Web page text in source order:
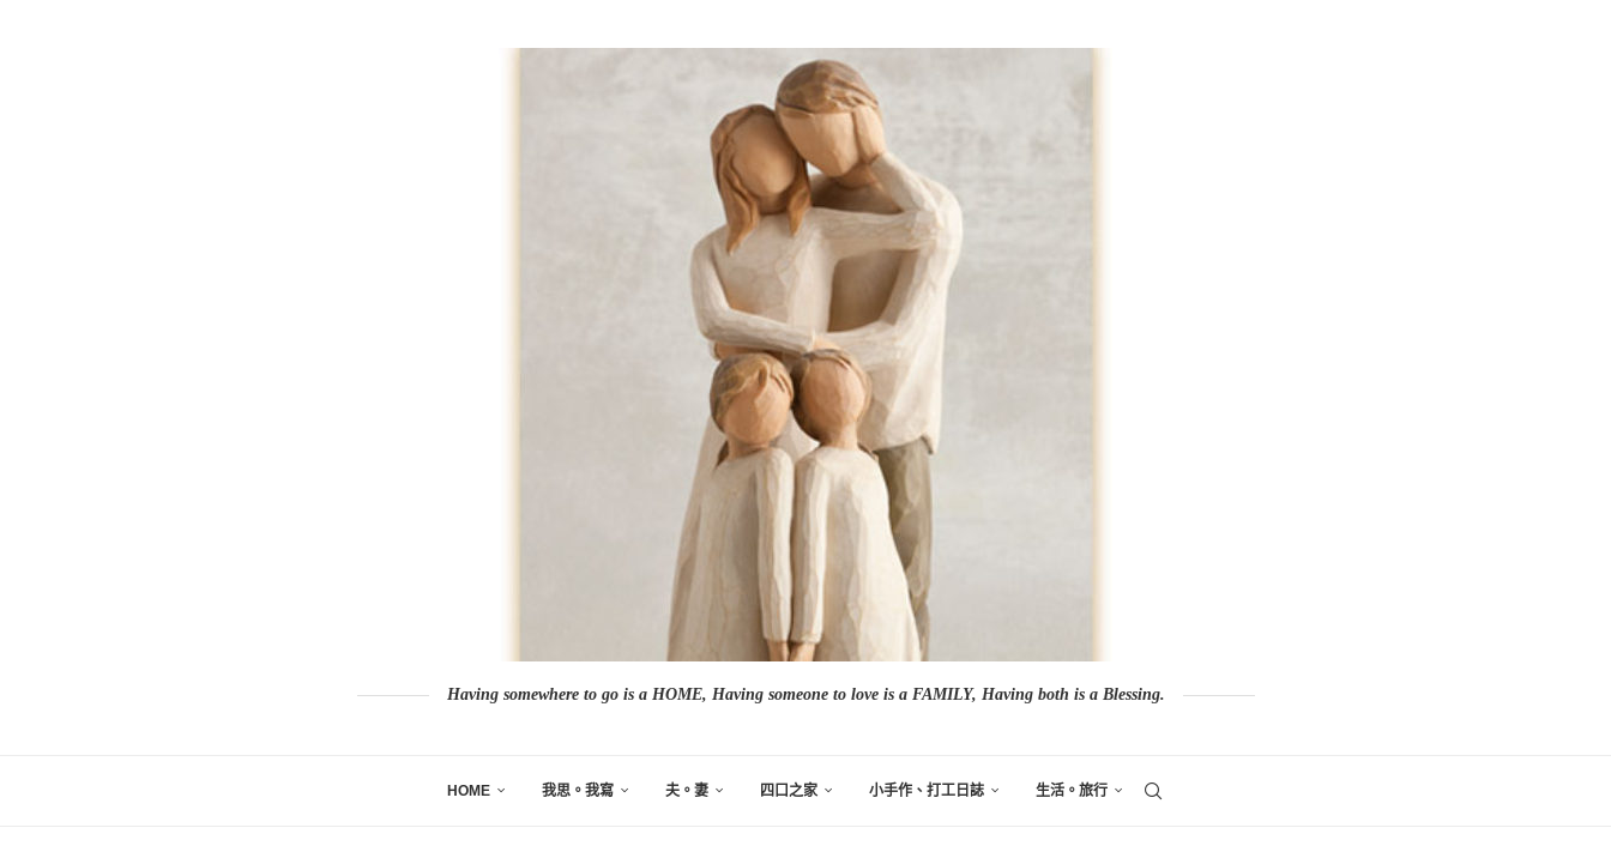
Having somewhere to go is a HOME, Having someone to love is a FAMILY, Having both is a Blessing.
HOME 我思。我寫 夫。妻 四口之家 小手作、打工日誌 生活。旅行